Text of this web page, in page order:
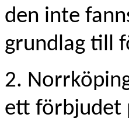
den inte
grundlag till
2.
ett förbjudet